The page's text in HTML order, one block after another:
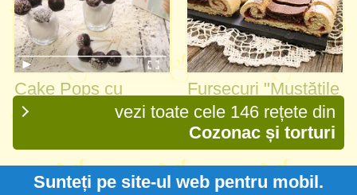
Cake Pops cu
banane și ciocolată
Fursecuri "Mustățile
Bunicului"
vezi toate cele 146 rețete din
Cozonac și torturi
Sunteți pe site-ul web pentru mobil.